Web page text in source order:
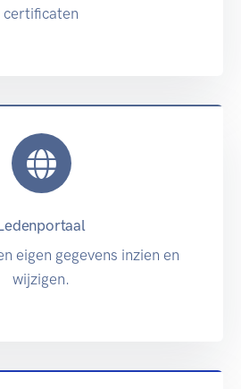
certificaten
eigen gegevens inzien en
wijzigen.